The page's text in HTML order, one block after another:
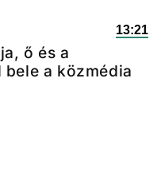
13:21
ő és a
a közmédia